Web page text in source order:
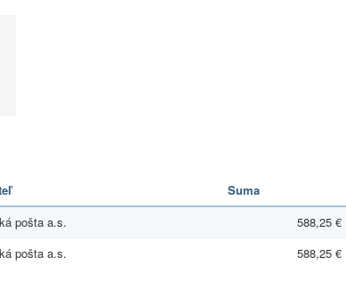
Suma
pošta a.s. 588,25 €
pošta a.s. 588,25 €